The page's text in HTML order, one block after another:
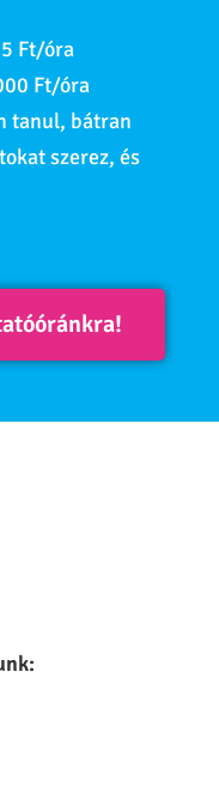
Ft/óra
Ft/óra
tanul, bátran
szerez, és